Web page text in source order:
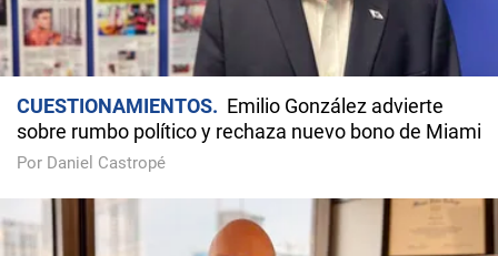
CUESTIONAMIENTOS
Emilio González advierte
sobre rumbo político y rechaza nuevo bono de Miami
Por Daniel Castropé